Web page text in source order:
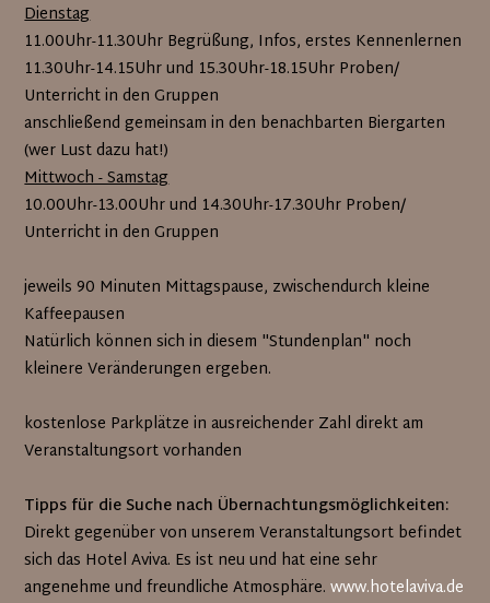
Dienstag
11.00Uhr-11.30Uhr Begrüßung, Infos, erstes Kennenlernen
11.30Uhr-14.15Uhr und 15.30Uhr-18.15Uhr Proben/
Unterricht in den Gruppen
anschließend gemeinsam in den benachbarten Biergarten
(wer Lust dazu hat!)
Mittwoch - Samstag
10.00Uhr-13.00Uhr und 14.30Uhr-17.30Uhr Proben/
Unterricht in den Gruppen
jeweils 90 Minuten Mittagspause, zwischendurch kleine
Kaffeepausen
Natürlich können sich in diesem "Stundenplan" noch
kleinere Veränderungen ergeben.
kostenlose Parkplätze in ausreichender Zahl direkt am
Veranstaltungsort vorhanden
Tipps für die Suche nach Übernachtungsmöglichkeiten:
Direkt gegenüber von unserem Veranstaltungsort befindet
sich das Hotel Aviva. Es ist neu und hat eine sehr
angenehme und freundliche Atmosphäre.www.hotelaviva.de